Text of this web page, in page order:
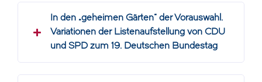
In den „geheimen Gärten“ der Vorauswahl.
Variationen der Listenaufstellung von CDU
und SPD zum 19. Deutschen Bundestag